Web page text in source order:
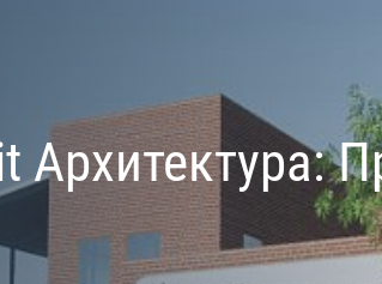
Архитектура: